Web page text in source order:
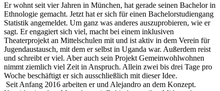
Er wohnt seit vier Jahren in München, hat gerade seinen Bachelor in
Ethnologie gemacht. Jetzt hat er sich für einen Bachelorstudiengang
Statistik angemeldet. Um ganz was anderes auszuprobieren, wie er
sagt. Er engagiert sich viel, macht bei einem inklusiven
Theaterprojekt an Mittelschulen mit und ist aktiv in dem Verein für
Jugendaustausch, mit dem er selbst in Uganda war. Außerdem reist
und schreibt er viel. Aber auch sein Projekt Gemeinwohlwohnen
nimmt ziemlich viel Zeit in Anspruch. Allein zwei bis drei Tage pro
Woche beschäftigt er sich ausschließlich mit dieser Idee.
Seit Anfang 2016 arbeiten er und Alejandro an dem Konzept.